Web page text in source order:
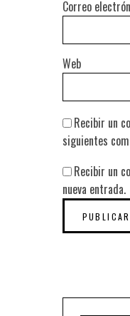
Correo
Web
Recibir un
siguientes
Recibir un
nueva entrada.